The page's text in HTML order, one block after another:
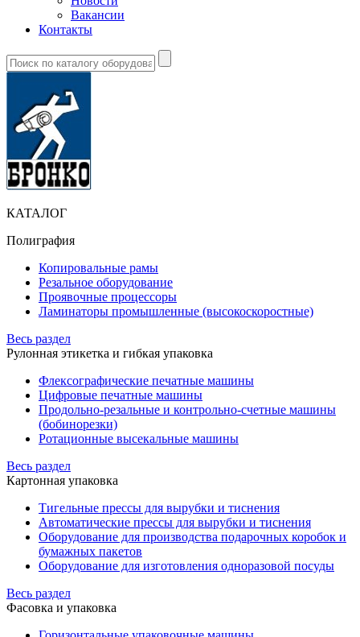
Вакансии
Контакты
КАТАЛОГ
Полиграфия
Копировальные рамы
Резальное оборудование
Проявочные процессоры
Ламинаторы промышленные (высокоскоростные)
Весь раздел
Рулонная этикетка и гибкая упаковка
Флексографические печатные машины
Цифровые печатные машины
Продольно-резальные и контрольно-счетные машины
(бобинорезки)
Ротационные высекальные машины
Весь раздел
Картонная упаковка
Тигельные прессы для вырубки и тиснения
Автоматические прессы для вырубки и тиснения
Оборудование для производства подарочных коробок и
бумажных пакетов
Оборудование для изготовления одноразовой посуды
Весь раздел
Фасовка и упаковка